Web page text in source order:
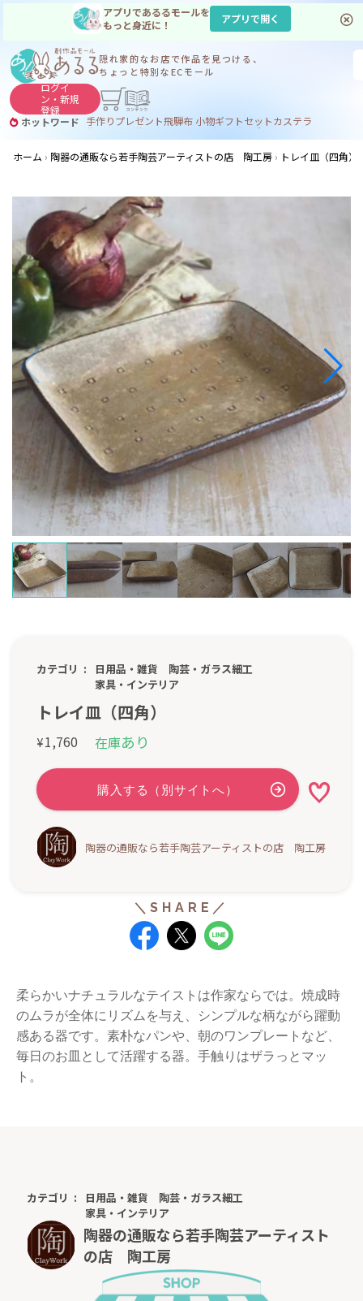
アプリであるるモールを
もっと身近に！
アプリで開く
隠れ家的なお店で作品を見つける、
ちょっと特別なECモール
ログイ
ン・新規
登録
ホットワード 手作りプレゼント飛騨布 小物ギフトセットカステラ
サヌカイト コーヒー
ジンギスカン
ホーム
陶器の通販なら若手陶芸アーティストの店 陶工房 トレイ皿（四角）
カテゴリ 日用品・雑貨
陶芸・ガラス細工
家具・インテリア
トレイ皿（四角）
¥1,760 在庫あり
陶器の通販なら若手陶芸アーティストの店 陶工房
柔らかいナチュラルなテイストは作家ならでは。 焼成時
のムラが全体にリズムを与え、シンプルな柄ながら躍動
感ある器です。 素朴なパンや、朝のワンプレートなど、
毎日のお皿として活躍する器。 手触りはザラっとマッ
ト。
カテゴリ 日用品・雑貨
陶芸・ガラス細工
家具・インテリア
陶器の通販なら若手陶芸アーティスト
の店 陶工房